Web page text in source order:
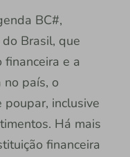
BC#,
Brasil, que
financeira e a
país, o
inclusive
Há mais
financeira